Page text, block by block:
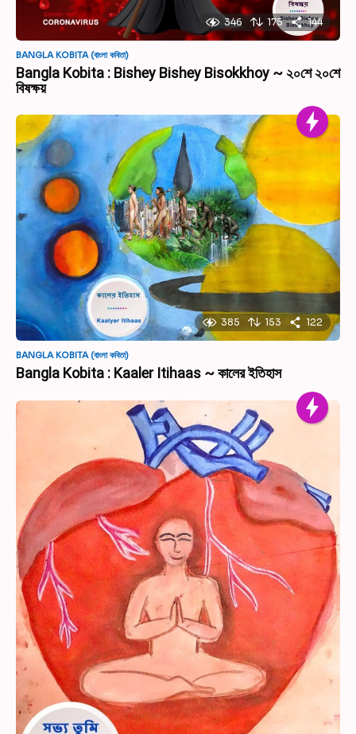
346 175 144
BANGLA KOBITA (বাংলা কবিতা)
Bangla Kobita : Bishey Bishey Bisokkhoy ~ ২০শে ২০শে
বিষক্ষয়
385 153 122
BANGLA KOBITA (বাংলা কবিতা)
Bangla Kobita : Kaaler Itihaas ~ কালের ইতিহাস